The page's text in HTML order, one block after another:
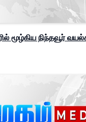
மூழ்கிய நிந்தவூர்